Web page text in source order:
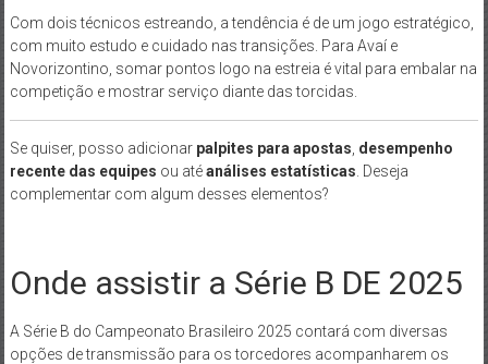
Com dois técnicos estreando, a tendência é de um jogo estratégico,
com muito estudo e cuidado nas transições. Para Avaí e
Novorizontino, somar pontos logo na estreia é vital para embalar na
competição e mostrar serviço diante das torcidas.
Se quiser, posso adicionar palpites para apostas desempenho
recente das equipes ou atéanálises estatísticas . Deseja
complementar com algum desses elementos?
Onde assistir a Série B DE 2025
A Série B do Campeonato Brasileiro 2025 contará com diversas
opções de transmissão para os torcedores acompanharem os